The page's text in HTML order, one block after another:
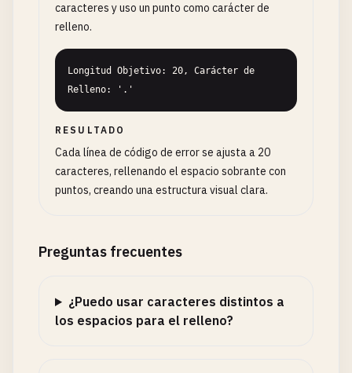
caracteres y uso un punto como carácter de
relleno.
Longitud Objetivo: 20, Carácter de
Relleno: '.'
RESULTADO
Cada línea de código de error se ajusta a 20
caracteres, rellenando el espacio sobrante con
puntos, creando una estructura visual clara.
Preguntas frecuentes
¿Puedo usar caracteres distintos a
los espacios para el relleno?